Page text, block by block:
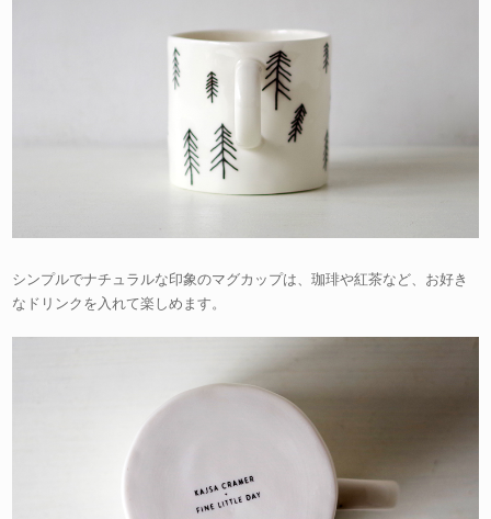
シンプルでナチュラルな印象のマグカップは、珈琲や紅茶など、お好き
なドリンクを入れて楽しめます。